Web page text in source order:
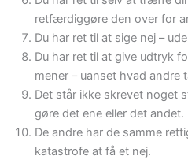
retfærdiggøre den over for
Du har ret til at sige nej –
Du har ret til at give udtryk
mener – uanset hvad andre
Det står ikke skrevet noget
gøre det ene eller det andet.
De andre har de samme
katastrofe at få et nej.